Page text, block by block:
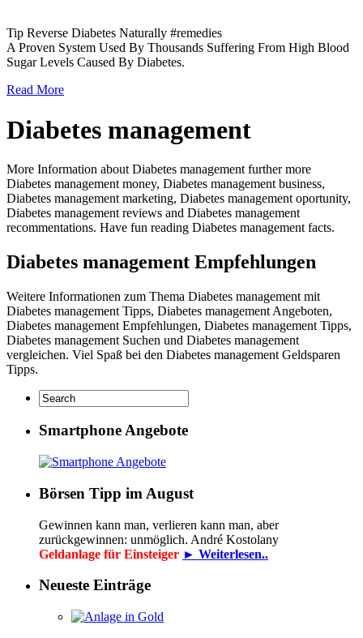
Tip Reverse Diabetes Naturally #remedies
A Proven System Used By Thousands Suffering From High Blood
Sugar Levels Caused By Diabetes.
Read More
Diabetes management
More Information about Diabetes management further more
Diabetes management money, Diabetes management business,
Diabetes management marketing, Diabetes management oportunity,
Diabetes management reviews and Diabetes management
recommentations. Have fun reading Diabetes management facts.
Diabetes management Empfehlungen
Weitere Informationen zum Thema Diabetes management mit
Diabetes management Tipps, Diabetes management Angeboten,
Diabetes management Empfehlungen, Diabetes management Tipps,
Diabetes management Suchen und Diabetes management
vergleichen. Viel Spaß bei den Diabetes management Geldsparen
Tipps.
Smartphone Angebote
Börsen Tipp im August
Gewinnen kann man, verlieren kann man, aber
zurückgewinnen: unmöglich. André Kostolany
Geldanlage für Einsteiger ► Weiterlesen..
Neueste Einträge